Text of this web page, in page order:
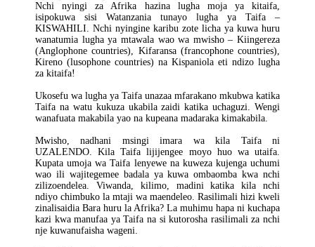
Nchi nyingi za Afrika hazina lugha moja ya kitaifa,
isipokuwa sisi Watanzania tunayo lugha ya Taifa –
KISWAHILI. Nchi nyingine karibu zote licha ya kuwa huru
wanatumia lugha ya mtawala wao wa mwisho – Kiingereza
(Anglophone countries), Kifaransa (francophone countries),
Kireno (lusophone countries) na Kispaniola eti ndizo lugha
za kitaifa!
Ukosefu wa lugha ya Taifa unazaa mfarakano mkubwa katika
Taifa na watu kukuza ukabila zaidi katika uchaguzi. Wengi
wanafuata makabila yao na kupeana madaraka kimakabila.
Mwisho, nadhani msingi imara wa kila Taifa ni
UZALENDO. Kila Taifa lijijengee moyo huo wa utaifa.
Kupata umoja wa Taifa lenyewe na kuweza kujenga uchumi
wao ili wajitegemee badala ya kuwa ombaomba kwa nchi
zilizoendelea. Viwanda, kilimo, madini katika kila nchi
ndiyo chimbuko la mtaji wa maendeleo. Rasilimali hizi kweli
zinalisaidia Bara huru la Afrika? La muhimu hapa ni kuchapa
kazi kwa manufaa ya Taifa na si kutorosha rasilimali za nchi
nje kuwanufaisha wageni.